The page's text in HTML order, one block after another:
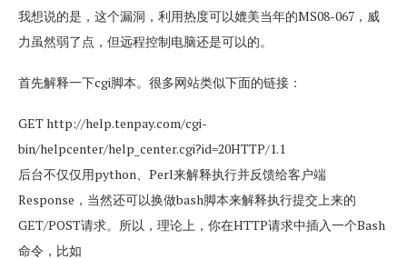
我想说的是，这个漏洞，利用热度可以媲美当年的MS08-067，威
力虽然弱了点，但远程控制电脑还是可以的。
首先解释一下cgi脚本。很多网站类似下面的链接：
GET http://help.tenpay.com/cgi-
bin/helpcenter/help_center.cgi?id=20HTTP/1.1
后台不仅仅用python、Perl来解释执行并反馈给客户端
Response，当然还可以换做bash脚本来解释执行提交上来的
GET/POST请求。所以，理论上，你在HTTP请求中插入一个Bash
命令，比如